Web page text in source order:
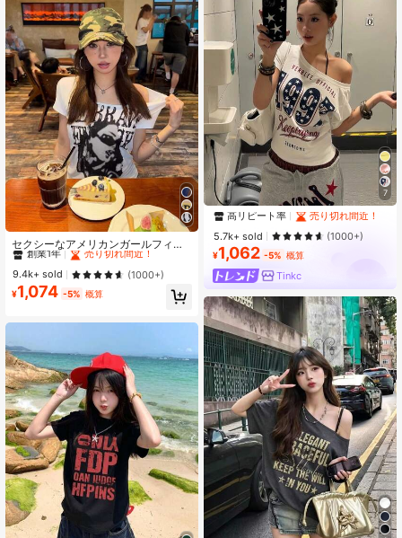
セクシーなアメリカンガールフィギ
ュアプリントルーズアシンメトリー
ネック半袖Tシャツ、スリムフィット
カジュアルトップス ホワイト夏用
#2 ベストセラー
祝日を レディーストップス
創業1年
売り切れ間近！
#2 ベストセラー
創業1年
売り切れ間近！
#2 ベストセラー
創業1年
売り切れ間近！
#2 ベストセラー
9.4k+ sold (1000+)
¥1,074 -5% 概算
7
#1 ベストセラー
高リピート率
売り切れ間近！
#1 ベストセラー
グラフィック レディーストップス
高リピート率
売り切れ間近！
#1 ベストセラー
グラフィック レディーストップス
高リピート率
売り切れ間近！
#1 ベストセラー
高リピート率
5.7k+ sold (1000+)
¥1,062 -5% 概算
Tinkc